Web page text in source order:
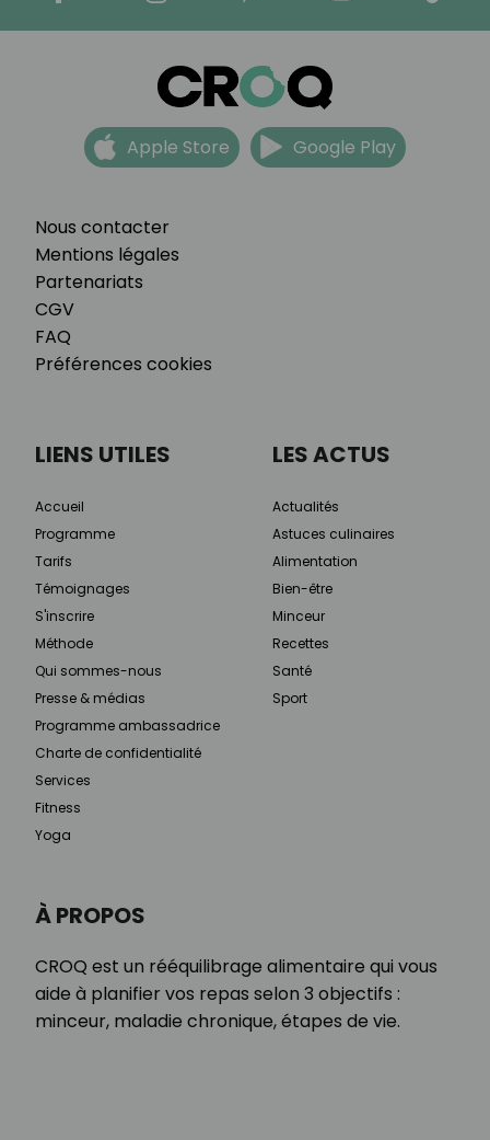
Nous contacter
Mentions légales
Partenariats
CGV
FAQ
Préférences cookies
Apple Store Google Play
À PROPOS
CROQ est un rééquilibrage alimentaire qui vous
aide à planifier vos repas selon 3 objectifs :
minceur, maladie chronique, étapes de vie.
LIENS UTILES
Accueil
Programme
Tarifs
Témoignages
S'inscrire
Méthode
Qui sommes-nous
Presse & médias
Programme ambassadrice
Charte de confidentialité
Services
Fitness
Yoga
LES ACTUS
Actualités
Astuces culinaires
Alimentation
Bien-être
Minceur
Recettes
Santé
Sport